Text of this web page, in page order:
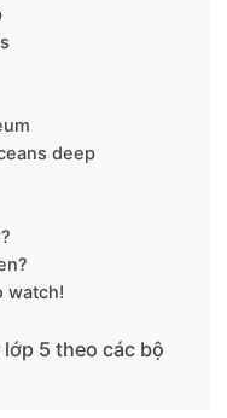
deep
watch!
5 theo các bộ